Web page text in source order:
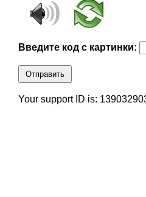
Введите код с картинки:
Отправить
Your support ID is: